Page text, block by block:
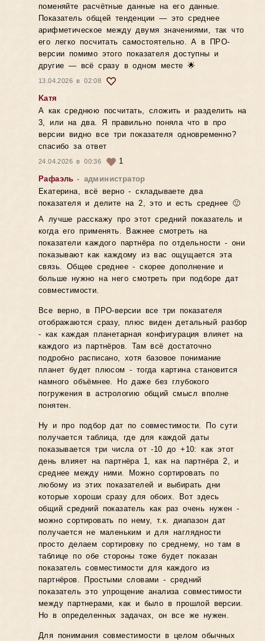
поменяйте расчётные данные на его данные.
Показатель общей тенденции — это среднее
арифметическое между двумя значениями, так что
его легко посчитать самостоятельно. А в ПРО-
версии помимо этого показателя доступны и
другие — всё сразу в одном месте 🌟
13.04.2026 в 02:08
Kатя
А как среднюю посчитать, сложить и разделить на
3, или на два. Я правильно поняла что в про
версии видно все три показателя одновременно?
спасибо за ответ
24.04.2026 в 00:36
1
Рафаэль - администратор
Екатерина, всё верно - складываете два
показателя и делите на 2, это и есть среднее 🙂
А лучше расскажу про этот средний показатель и
когда его применять. Важнее смотреть на
показатели каждого партнёра по отдельности - они
показывают как каждому из вас ощущается эта
связь. Общее среднее - скорее дополнение и
больше нужно на него смотреть при подборе дат
совместимости.
Все верно, в ПРО-версии все три показателя
отображаются сразу, плюс виден детальный разбор
- как каждая планетарная конфигурация влияет на
каждого из партнёров. Там всё достаточно
подробно расписано, хотя базовое понимание
планет будет плюсом - тогда картина становится
намного объёмнее. Но даже без глубокого
погружения в астрологию общий смысл вполне
понятен.
Ну и про подбор дат по совместимости. По сути
получается таблица, где для каждой даты
показывается три числа от -10 до +10: как этот
день влияет на партнёра 1, как на партнёра 2, и
среднее между ними. Можно сортировать по
любому из этих показателей и выбирать дни
которые хороши сразу для обоих. Вот здесь
общий средний показатель как раз очень нужен -
можно сортировать по нему, т.к. диапазон дат
получается не маленьким и для наглядности
просто делаем сортировку по среднему, но там в
таблице по обе стороны тоже будет показан
показатель совместимости для каждого из
партнёров. Простыми словами - средний
показатель это упрощение анализа совместимости
между партнерами, как и было в прошлой версии.
Но в определенных задачах, он все же нужен.
Для понимания совместимости в целом обычных